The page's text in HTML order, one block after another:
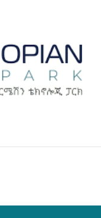
እና የመገናኛና